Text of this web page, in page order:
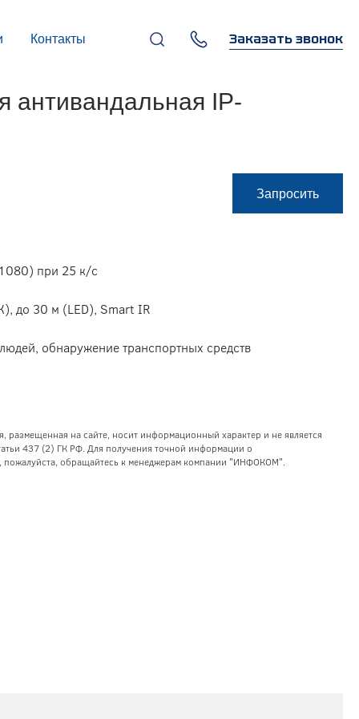
Контакты
г. Москва, 119270,
Лужнецкая наб., д. 6, стр. 1,
Заказать звонок
антивандальная IP-
Запросить
при 25 к/с
до 30 м (LED), Smart IR
обнаружение транспортных средств
на сайте, носит информационный характер и не является
437 (2) ГК РФ. Для получения точной информации о
пожалуйста, обращайтесь к менеджерам компании "ИНФОКОМ".